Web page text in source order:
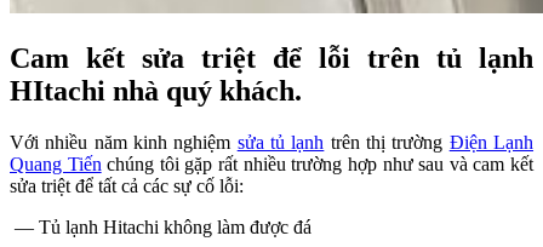
Cam kết sửa triệt để lỗi trên tủ lạnh
HItachi nhà quý khách.
Với nhiều năm kinh nghiệm sửa tủ lạnh trên thị trường Điện Lạnh
Quang Tiến chúng tôi gặp rất nhiều trường hợp như sau và cam kết
sửa triệt để tất cả các sự cố lỗi:
— Tủ lạnh Hitachi không làm được đá